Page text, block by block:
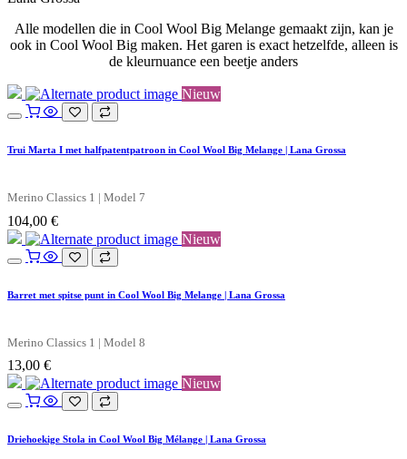
Alle modellen die in Cool Wool Big Melange gemaakt zijn, kan je
ook in Cool Wool Big maken. Het garen is exact hetzelfde, alleen is
de kleurnuance een beetje anders
Nieuw
Trui Marta I met halfpatentpatroon in Cool Wool Big Melange | Lana Grossa
Merino Classics 1 | Model 7
104,00 €
Nieuw
Barret met spitse punt in Cool Wool Big Melange | Lana Grossa
Merino Classics 1 | Model 8
13,00 €
Nieuw
Driehoekige Stola in Cool Wool Big Mélange | Lana Grossa